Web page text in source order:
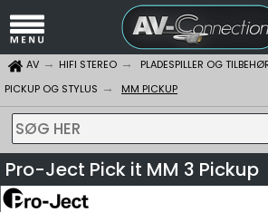
AV HIFI STEREO
PLADESPILLER OG
PICKUP OG STYLUS
MM PICKUP
SØG HER
Pro-Ject Pick it MM 3 Pickup